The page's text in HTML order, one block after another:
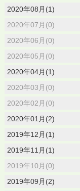
2020年08月(1)
2020年07月(0)
2020年06月(0)
2020年05月(0)
2020年04月(1)
2020年03月(0)
2020年02月(0)
2020年01月(2)
2019年12月(1)
2019年11月(1)
2019年10月(0)
2019年09月(2)